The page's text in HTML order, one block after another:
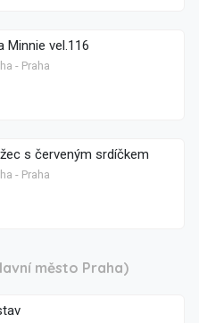
Minnie vel.116
- Praha
s červeným srdíčkem
- Praha
město Praha)